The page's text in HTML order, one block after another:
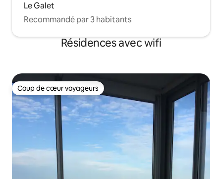
Le Galet
Recommandé par 3 habitants
Résidences avec wifi
Coup de cœur voyageurs
Coup de cœur voyageurs